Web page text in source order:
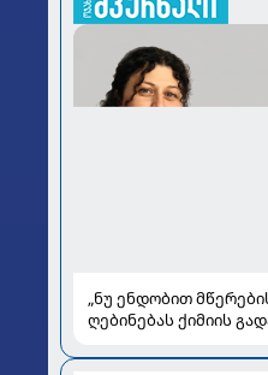
„ნუ ენდობით
ღებინებას ქიმიის
სალომე